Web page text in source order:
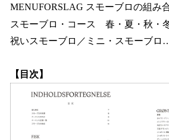
MENUFORSLAG スモーブロの組み
スモーブロ・コース 春・夏・秋・
祝いスモーブロ／ミニ・スモーブロ
【目次】